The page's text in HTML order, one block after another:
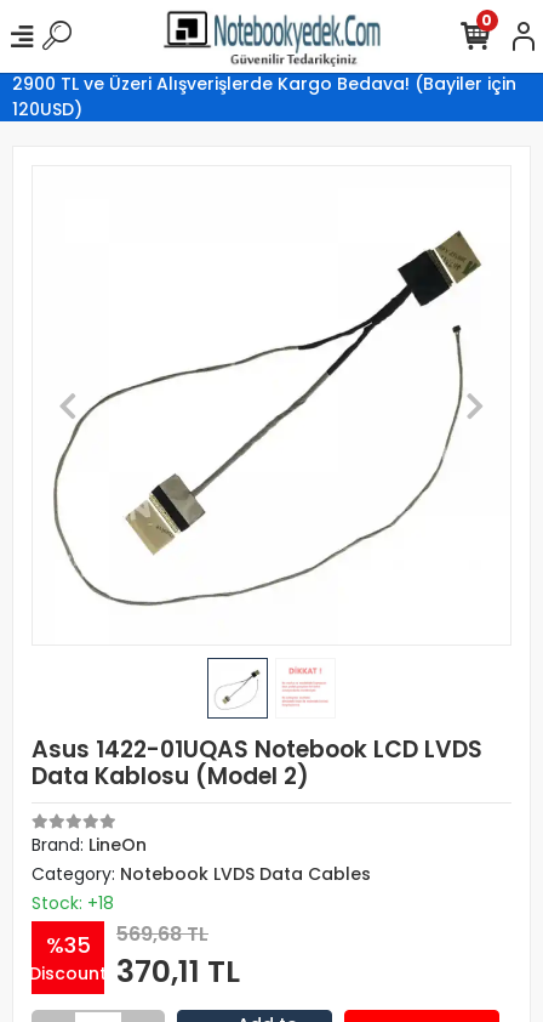
2900 TL ve Üzeri Alışverişlerde Kargo Bedava! (Bayiler için
120USD)
0
Asus 1422-01UQAS Notebook LCD LVDS
Data Kablosu (Model 2)
Brand: LineOn
Category: Notebook LVDS Data Cables
Stock: +18
%35
Discount
569,68 TL
370,11 TL